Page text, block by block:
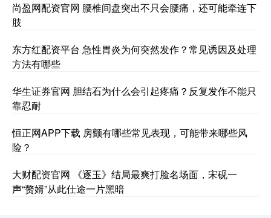
尚盈网配资官网 腰椎间盘突出不只会腰痛，还可能牵连下
肢
东方红配资平台 急性胃炎为何突然发作？常见诱因及处理
方法有哪些
华生证券官网 胆结石为什么会引起疼痛？反复发作不能只
靠忍耐
恒正网APP下载 房颤有哪些常见表现，可能带来哪些风
险？
大财配资官网 《逐玉》结局最爽打脸名场面，宋砚一
声“赘婿”从此仕途一片黑暗